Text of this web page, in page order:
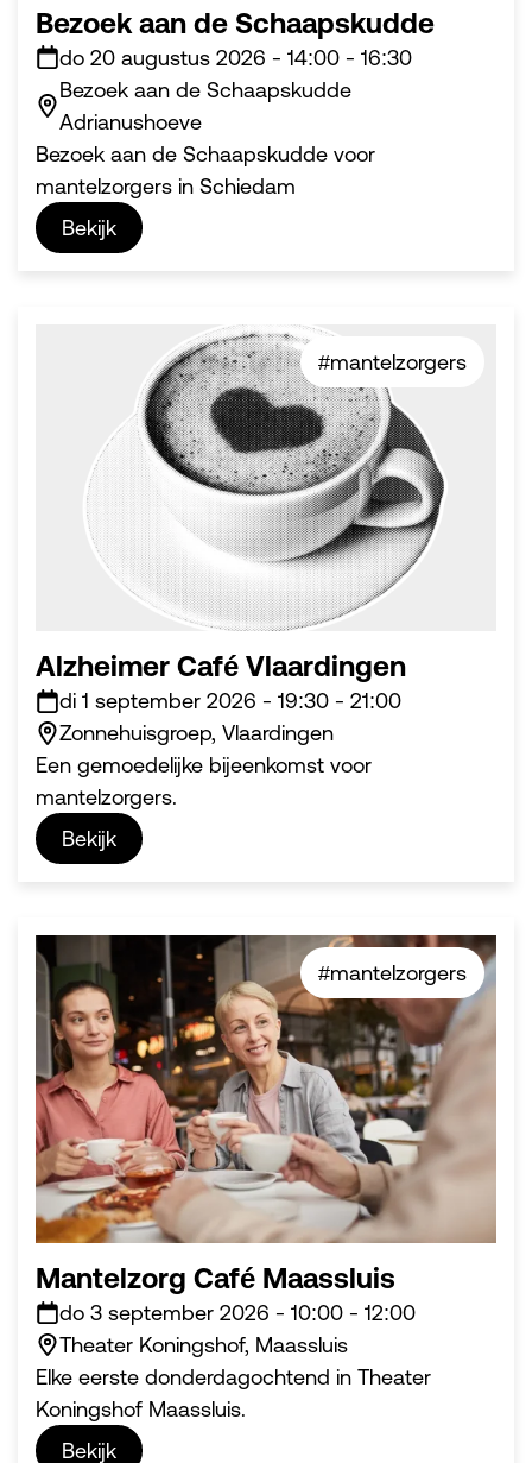
Bezoek aan de Schaapskudde
do 20 augustus 2026 - 14:00 - 16:30
Bezoek aan de Schaapskudde
Adrianushoeve
Bezoek aan de Schaapskudde voor
mantelzorgers in Schiedam
Bekijk
Alzheimer Café Vlaardingen
di 1 september 2026 - 19:30 - 21:00
Zonnehuisgroep, Vlaardingen
Een gemoedelijke bijeenkomst voor
mantelzorgers.
Bekijk
#mantelzorgers
Mantelzorg Café Maassluis
do 3 september 2026 - 10:00 - 12:00
Theater Koningshof, Maassluis
Elke eerste donderdagochtend in Theater
Koningshof Maassluis.
Bekijk
#mantelzorgers